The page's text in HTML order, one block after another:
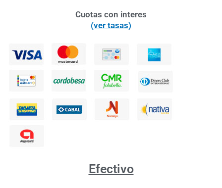
Cuotas con interes
(ver tasas)
Efectivo